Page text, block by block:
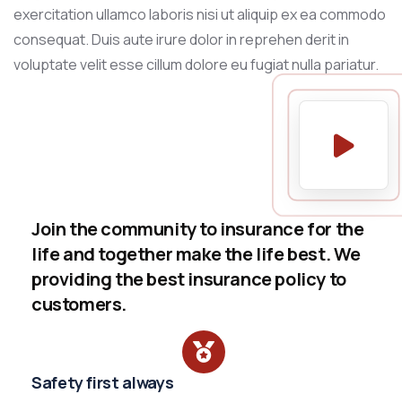
exercitation ullamco laboris nisi ut aliquip ex ea commodo
consequat. Duis aute irure dolor in reprehen derit in
voluptate velit esse cillum dolore eu fugiat nulla pariatur.
Join the community to insurance for the
life and together make the life best. We
providing the best insurance policy to
customers.
Safety first always